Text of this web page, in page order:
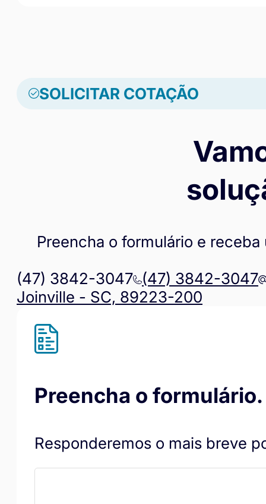
SOLICITAR COTAÇÃO
Preencha o formulário e
(47) 3842-3047 (47) 3842-3047
Joinville - SC, 89223-200
Preencha o formulário.
Responderemos o mais breve